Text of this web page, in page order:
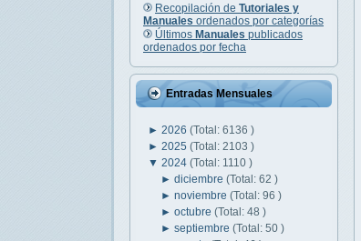
Recopilación de Tutoriales y
Manuales ordenados por categorías
Últimos Manuales publicados
ordenados por fecha
Entradas Mensuales
► 2026 (Total: 6136 )
► 2025 (Total: 2103 )
▼ 2024 (Total: 1110 )
►diciembre(Total: 62 )
►noviembre(Total: 96 )
►octubre(Total: 48 )
►septiembre(Total: 50 )